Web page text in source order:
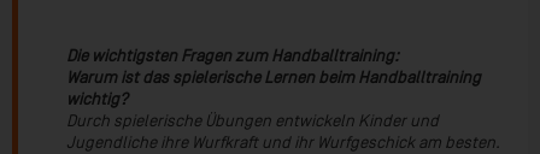
Die wichtigsten Fragen zum Handballtraining:
Warum ist das spielerische Lernen beim Handballtraining
wichtig?
Durch spielerische Übungen entwickeln Kinder und
Jugendliche ihre Wurfkraft und ihr Wurfgeschick am besten.